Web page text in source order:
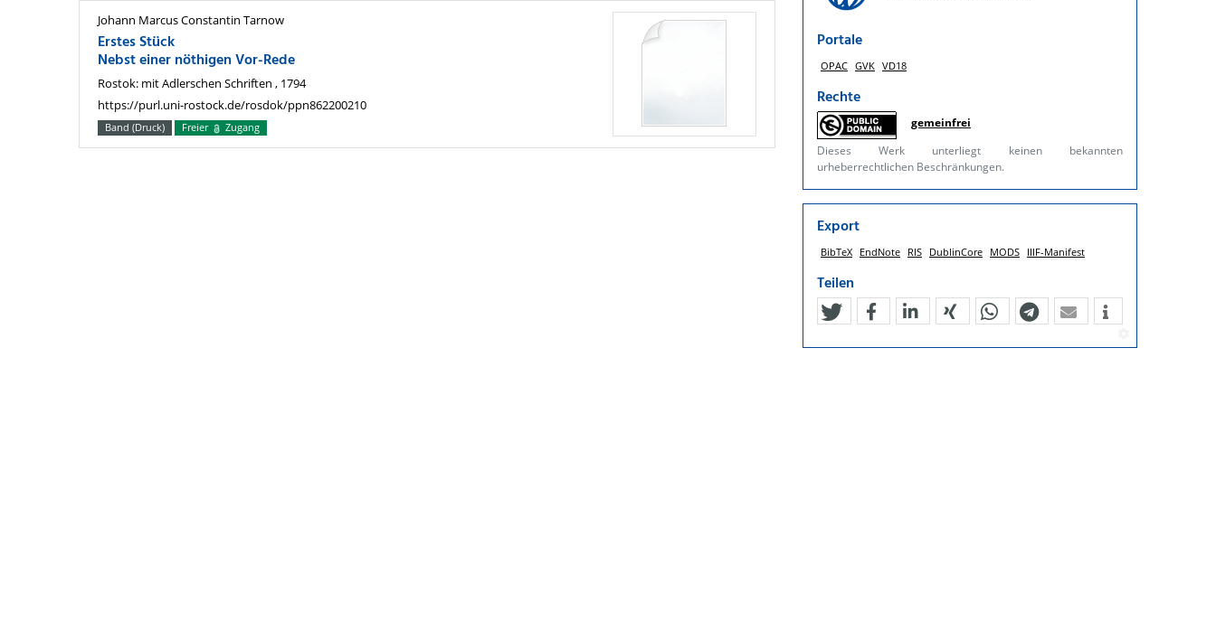
Johann Marcus Constantin Tarnow
Erstes Stück
Nebst einer nöthigen Vor-Rede
Rostok: mit Adlerschen Schriften , 1794
https://purl.uni-rostock.de/rosdok/ppn862200210
Band (Druck) Freier Zugang
Portale
OPAC GVK VD18
Rechte
gemeinfrei
Dieses Werk unterliegt keinen bekannten
urheberrechtlichen Beschränkungen.
Export
BibTeX EndNote RIS DublinCore MODS IIIF-Manifest
Teilen